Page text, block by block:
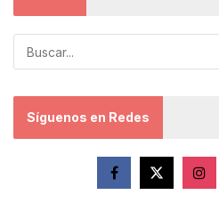
Síguenos en Redes